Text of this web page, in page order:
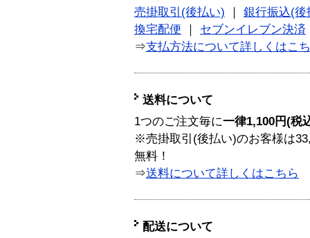
売掛取引(後払い)
銀行振込(後
換宅配便
セブンイレブン決済
⇒支払方法について詳しくはこ
送料について
1つのご注文毎に一律1,100円(税
※売掛取引(後払い)のお客様は
無料！
⇒送料について詳しくはこちら
配送について